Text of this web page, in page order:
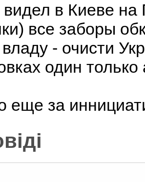
в Киеве
все заборы
- очисти
один
еще за